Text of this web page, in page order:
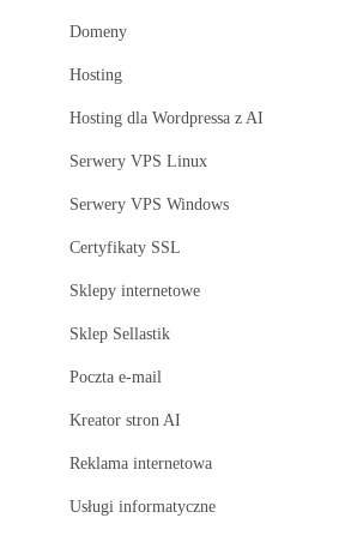
Domeny
Hosting
Hosting dla Wordpressa z AI
Serwery VPS Linux
Serwery VPS Windows
Certyfikaty SSL
Sklepy internetowe
Sklep Sellastik
Poczta e-mail
Kreator stron AI
Reklama internetowa
Usługi informatyczne